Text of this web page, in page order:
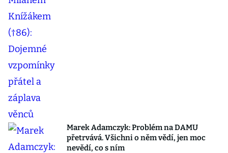
Marek Adamczyk: Problém na DAMU
přetrvává. Všichni o něm vědí, jen moc
nevědí, co s ním